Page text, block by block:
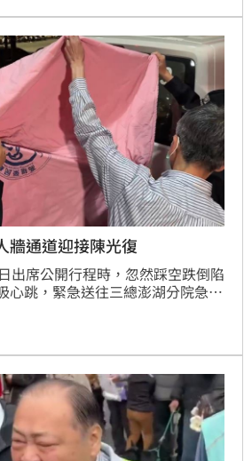
牆通道迎接陳光復
出席公開行程時，忽然踩空跌倒陷
心跳，緊急送往三總澎湖分院急救
師建議下隨即由直升機後送高雄